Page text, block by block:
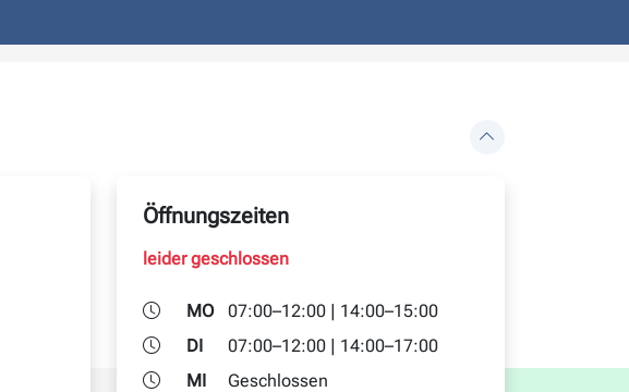
Öffnungszeiten
leider geschlossen
MO
07:00–12:00 | 14:00–15:00
DI
07:00–12:00 | 14:00–17:00
MI
Geschlossen